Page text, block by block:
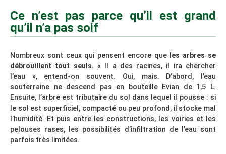
Ce n’est pas parce qu’il est grand
qu’il n’a pas soif
Nombreux sont ceux qui pensent encore que
les arbres se
débrouillent tout seuls. « Il a des racines, il ira chercher
l’eau », entend-on souvent. Oui, mais. D’abord, l’eau
souterraine ne descend pas en bouteille Evian de 1,5 L.
Ensuite, l’arbre est tributaire du sol dans lequel il pousse : si
le sol est superficiel, compacté ou peu profond, il stocke mal
l’humidité. Et puis entre les constructions, les voiries et les
pelouses rases, les possibilités d’infiltration de l’eau sont
parfois très limitées.